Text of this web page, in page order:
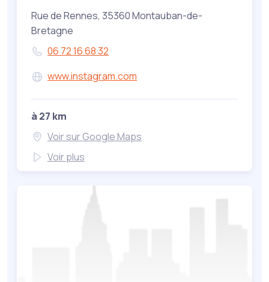
Rue de Rennes, 35360 Montauban-de-
Bretagne
06 72 16 68 32
www.instagram.com
à 27 km
Voir sur Google Maps
Voir plus